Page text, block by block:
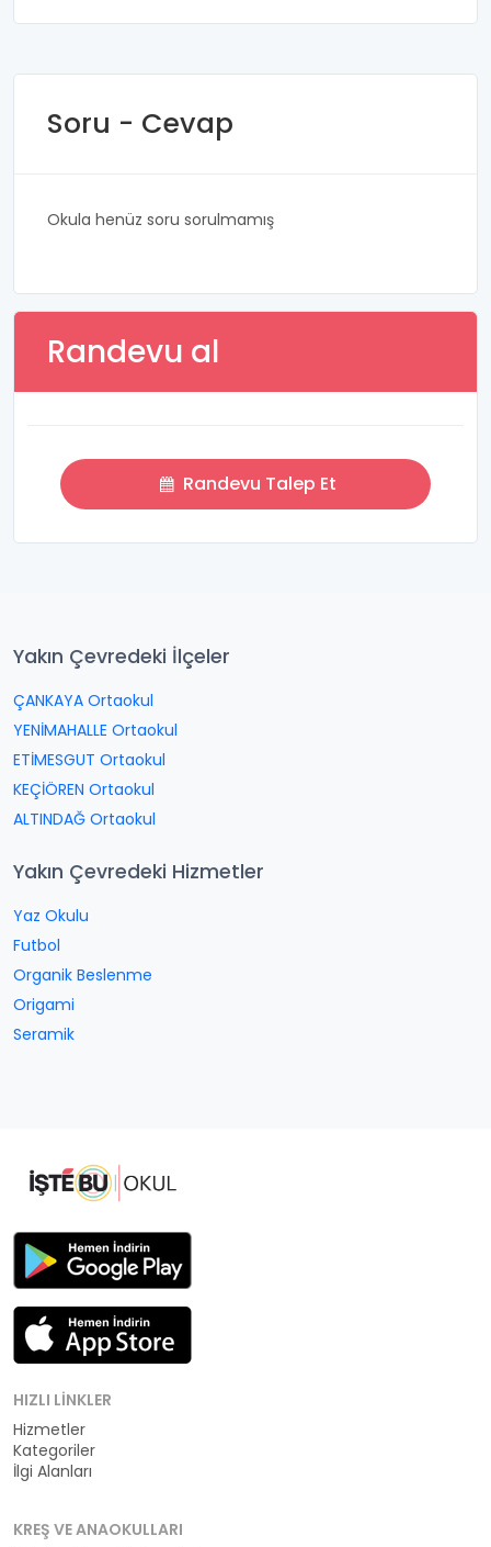
Soru - Cevap
Okula henüz soru sorulmamış
Randevu al
Randevu Talep Et
Yakın Çevredeki İlçeler
ÇANKAYA Ortaokul
YENİMAHALLE Ortaokul
ETİMESGUT Ortaokul
KEÇİÖREN Ortaokul
ALTINDAĞ Ortaokul
Yakın Çevredeki Hizmetler
Yaz Okulu
Futbol
Organik Beslenme
Origami
Seramik
HIZLI LINKLER
Hizmetler
Kategoriler
İlgi Alanları
KREŞ VE ANAOKULLARI